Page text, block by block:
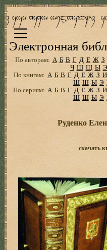
Электронная
По авторам: А Б В Г Д Е Ж З
Ч Ш Щ Ы Э
По книгам: А Б В Г Д Е Ж З И
Ш Щ Ы Э
По сериям: А Б В Г Д Е Ж З И
Ш Щ Ы Э
Руденко
скачать